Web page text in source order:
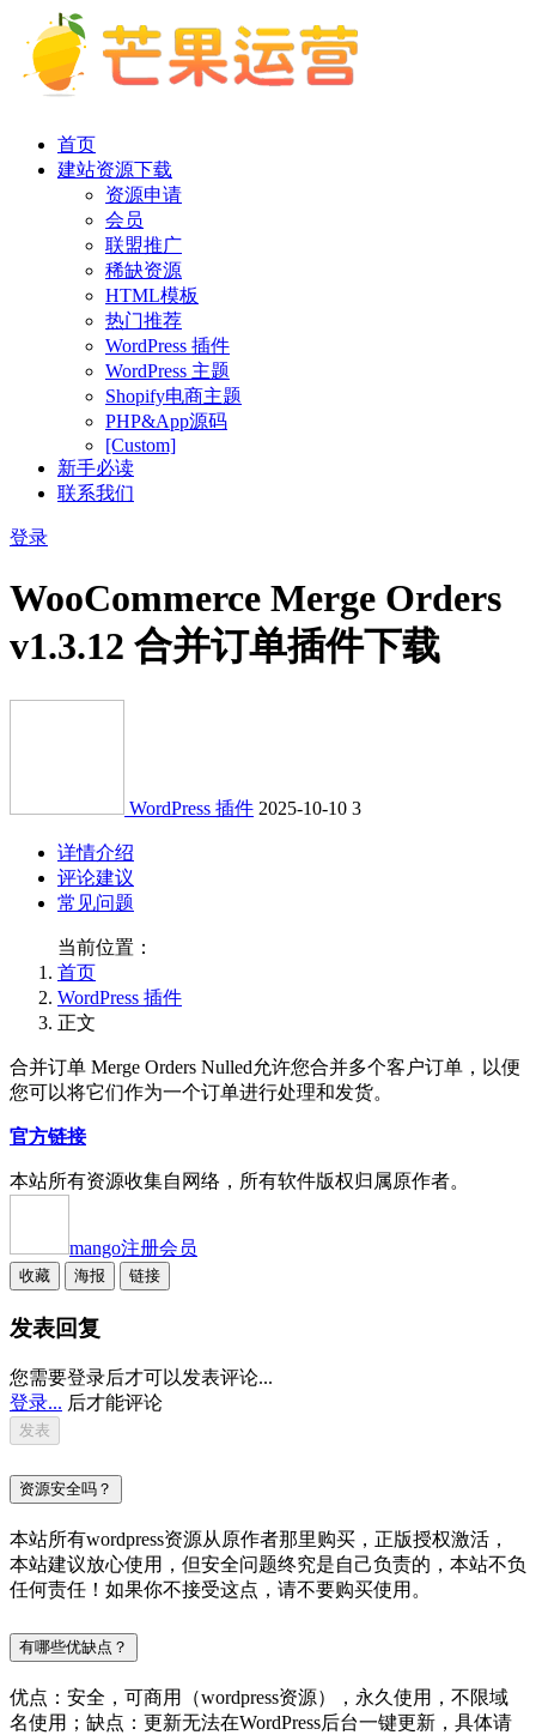
首页
建站资源下载
资源申请
会员
联盟推广
稀缺资源
HTML模板
热门推荐
WordPress 插件
WordPress 主题
Shopify电商主题
PHP&App源码
[Custom]
新手必读
联系我们
登录
WooCommerce Merge Orders
v1.3.12 合并订单插件下载
WordPress 插件 2025-10-10 3
详情介绍
评论建议
常见问题
当前位置：
首页
WordPress 插件
正文
合并订单 Merge Orders Nulled允许您合并多个客户订单，以便
您可以将它们作为一个订单进行处理和发货。
官方链接
本站所有资源收集自网络，所有软件版权归属原作者。
mango注册会员
收藏 海报 链接
发表回复
您需要登录后才可以发表评论...
登录... 后才能评论
资源安全吗？
本站所有wordpress资源从原作者那里购买，正版授权激活，
本站建议放心使用，但安全问题终究是自己负责的，本站不负
任何责任！如果你不接受这点，请不要购买使用。
有哪些优缺点？
优点：安全，可商用（wordpress资源），永久使用，不限域
名使用；缺点：更新无法在WordPress后台一键更新，具体请